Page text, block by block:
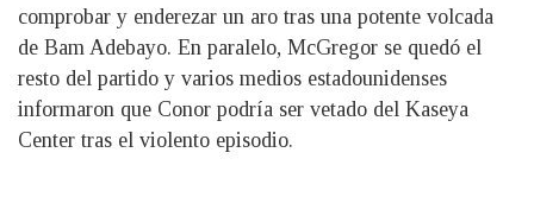
comprobar y enderezar un aro tras una potente volcada
de Bam Adebayo. En paralelo, McGregor se quedó el
resto del partido y varios medios estadounidenses
informaron que Conor podría ser vetado del Kaseya
Center tras el violento episodio.